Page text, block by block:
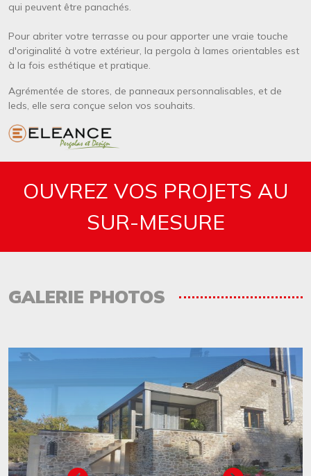
qui peuvent être panachés.
Pour abriter votre terrasse ou pour apporter une vraie touche
d'originalité à votre extérieur, la pergola à lames orientables est
à la fois esthétique et pratique.
Agrémentée de stores, de panneaux personnalisables, et de
leds, elle sera conçue selon vos souhaits.
Image
TEXTE
OUVREZ VOS PROJETS AU
SUR-MESURE
GALERIE PHOTOS